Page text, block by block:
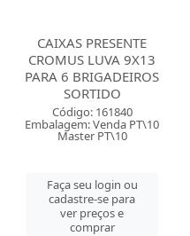
CAIXAS PRESENTE
CROMUS LUVA 9X13
PARA 6 BRIGADEIROS
SORTIDO
Código: 161840
Embalagem: Venda PT\10
Master PT\10
Faça seu login ou
cadastre-se para
ver preços e
comprar